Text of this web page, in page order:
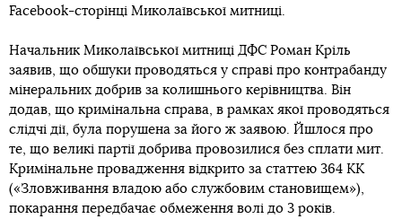
Facebook-сторінці Миколаївської митниці.
Начальник Миколаївської митниці ДФС Роман Кріль
заявив, що обшуки проводяться у справі про контрабанду
мінеральних добрив за колишнього керівництва. Він
додав, що кримінальна справа, в рамках якої проводяться
слідчі дії, була порушена за його ж заявою. Йшлося про
те, що великі партії добрива провозилися без сплати мит.
Кримінальне провадження відкрито за статтею 364 КК
(«Зловживання владою або службовим становищем»),
покарання передбачає обмеження волі до 3 років.